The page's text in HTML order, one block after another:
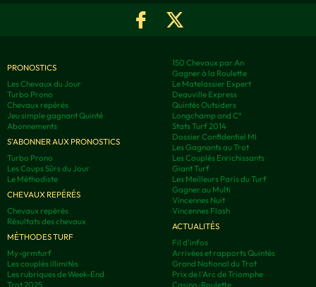
PRONOSTICS
Les Chevaux du Jour
Turbo Prono
Chevaux repérés
Jeu simple gagnant Quinté
Abonnements
S'ABONNER AUX PRONOSTICS
Turbo Prono
Les Coups Sûrs du Jour
Le Méthodiste
CHEVAUX REPÉRÉS
Chevaux repérés
Résultats des chevaux
MÉTHODES TURF
My-grmturf
Les couplés illimités
Les rubriques de Week-End
Trot 2025
150 Chevaux par An
Gagner à la Roulette
Le Matelassier Expert
Deauville Express
Quintés Outsiders
Longchamp and C°
Stats Turf 2014
Dossier Confidentiel MI
Les Gagnants au Trot
Les Couplés Enrichissants
Giant Turf
Les Meilleurs Paris du Turf
Gagner au Multi
Vincennes Nuit
Vincennes Flash
ACTUALITÉS
Fil d'infos
Arrivées et rapports Quintés
Grand National du Trot
Prix de l'Arc de Triomphe
Casino-Roulette